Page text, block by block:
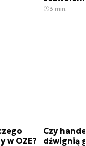
3 min.
w OZE?
Czy
dźwignią